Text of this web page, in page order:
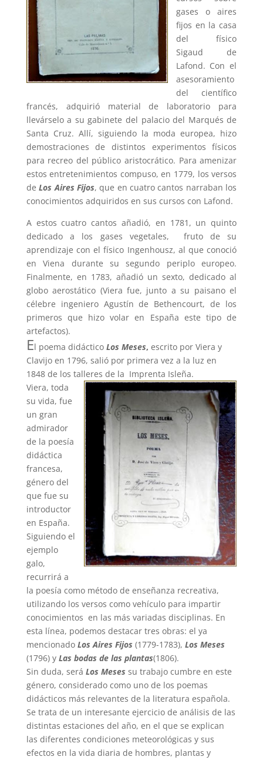
gases o aires
fijos en la casa
del físico
Sigaud de
Lafond. Con el
asesoramiento
del científico
francés, adquirió material de laboratorio para
llevárselo a su gabinete del palacio del Marqués de
Santa Cruz. Allí, siguiendo la moda europea, hizo
demostraciones de distintos experimentos físicos
para recreo del público aristocrático. Para amenizar
estos entretenimientos compuso, en 1779, los versos
deLos Aires Fijos, que en cuatro cantos narraban los
conocimientos adquiridos en sus cursos con Lafond.
A estos cuatro cantos añadió, en 1781, un quinto
dedicado a los gases vegetales, fruto de su
aprendizaje con el físico Ingenhousz, al que conoció
en Viena durante su segundo periplo europeo.
Finalmente, en 1783, añadió un sexto, dedicado al
globo aerostático (Viera fue, junto a su paisano el
célebre ingeniero Agustín de Bethencourt, de los
primeros que hizo volar en España este tipo de
artefactos).
El poema didáctico Los Meses, escrito por Viera y
Clavijo en 1796, salió por primera vez a la luz en
1848 de los talleres de la Imprenta Isleña.
Viera, toda
su vida, fue
un gran
admirador
de la poesía
didáctica
francesa,
género del
que fue su
introductor
en España.
Siguiendo el
ejemplo
galo,
recurrirá a
la poesía como método de enseñanza recreativa,
utilizando los versos como vehículo para impartir
conocimientos en las más variadas disciplinas. En
esta línea, podemos destacar tres obras: el ya
mencionado Los Aires Fijos (1779-1783), Los Meses
(1796) y Las bodas de las plantas(1806).
Sin duda, será Los Meses su trabajo cumbre en este
género, considerado como uno de los poemas
didácticos más relevantes de la literatura española.
Se trata de un interesante ejercicio de análisis de las
distintas estaciones del año, en el que se explican
las diferentes condiciones meteorológicas y sus
efectos en la vida diaria de hombres, plantas y